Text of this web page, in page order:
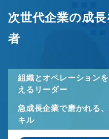
次世代企業の成
者
組織とオペレーション
えるリーダー
急成長企業で磨かれる
キル